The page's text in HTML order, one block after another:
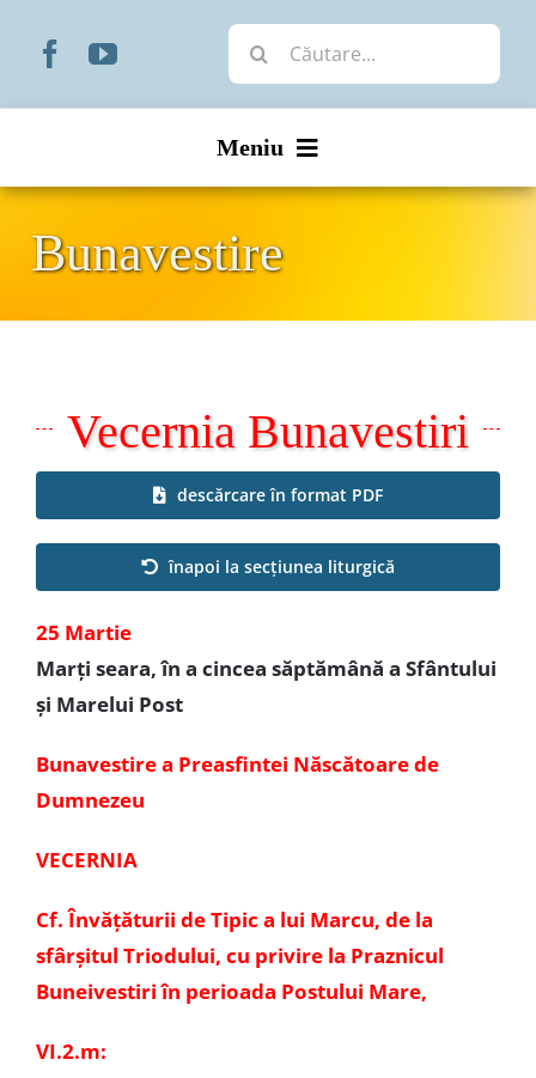
Cautare...
Meniu
Organizare
Bunavestire
Vecernia Bunavestiri
descărcare în format PDF
înapoi la secțiunea liturgică
25 Martie
Marți seara, în a cincea săptămână a Sfântului
și Marelui Post
Bunavestire a Preasfintei Născătoare de
Dumnezeu
VECERNIA
Cf. Învățăturii de Tipic a lui Marcu, de la
sfârșitul Triodului, cu privire la Praznicul
Buneivestiri în perioada Postului Mare,
VI.2.m: